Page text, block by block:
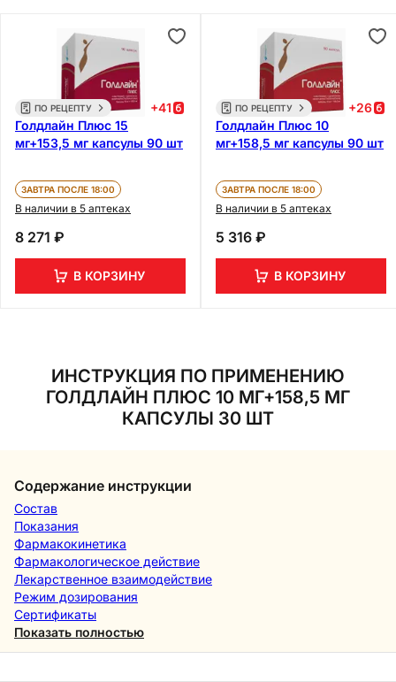
ПО РЕЦЕПТУ +41
Голдлайн Плюс 15
мг+153,5 мг капсулы 90 шт
ЗАВТРА ПОСЛЕ 18:00
В наличии в 5 аптеках
8 271 ₽
В КОРЗИНУ
ПО РЕЦЕПТУ +26
Голдлайн Плюс 10
мг+158,5 мг капсулы 90 шт
ЗАВТРА ПОСЛЕ 18:00
В наличии в 5 аптеках
5 316 ₽
В КОРЗИНУ
ИНСТРУКЦИЯ ПО ПРИМЕНЕНИЮ
ГОЛДЛАЙН ПЛЮС 10 МГ+158,5 МГ
КАПСУЛЫ 30 ШТ
Содержание инструкции
Состав
Показания
Фармакокинетика
Фармакологическое действие
Лекарственное взаимодействие
Режим дозирования
Сертификаты
Показать полностью